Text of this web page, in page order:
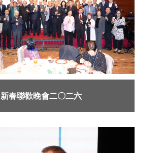
新春聯歡晚會二〇二六